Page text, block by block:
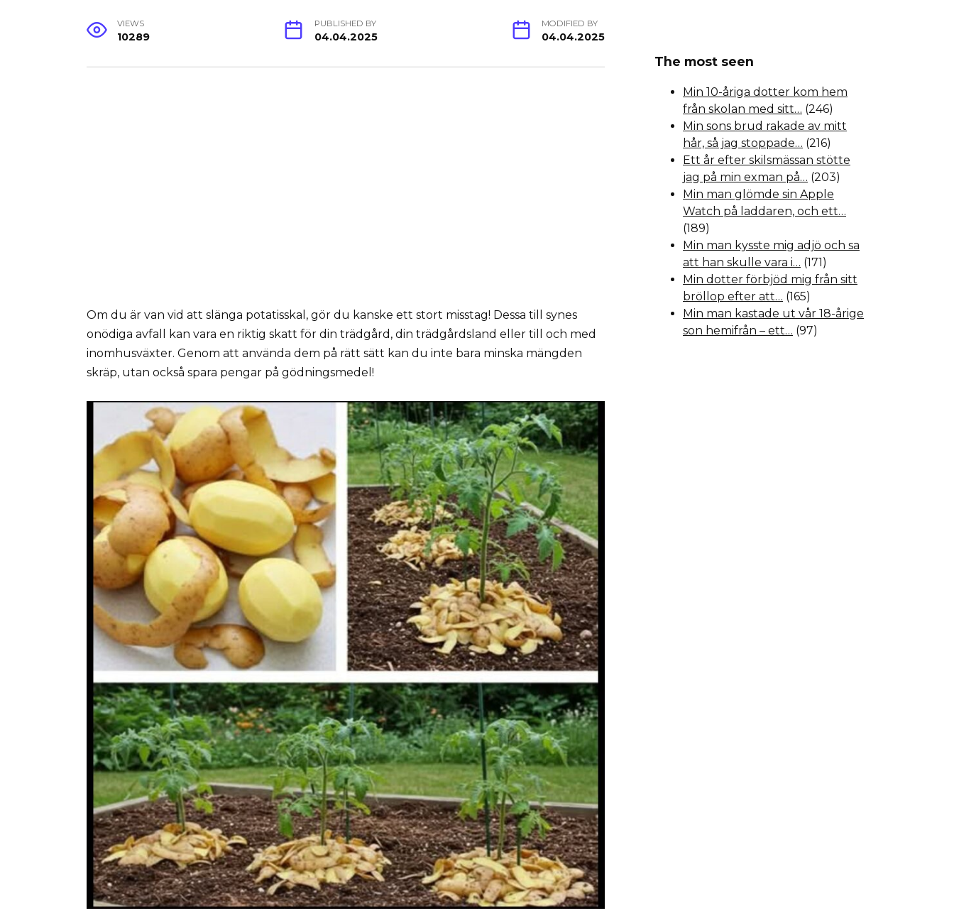
VIEWS
10289
PUBLISHED BY
04.04.2025
MODIFIED BY
04.04.2025
Om du är van vid att slänga potatisskal, gör du kanske ett stort misstag! Dessa till synes
onödiga avfall kan vara en riktig skatt för din trädgård, din trädgårdsland eller till och med
inomhusväxter. Genom att använda dem på rätt sätt kan du inte bara minska mängden
skräp, utan också spara pengar på gödningsmedel!
The most seen
Min 10-åriga dotter kom hem
från skolan med sitt… (246)
Min sons brud rakade av mitt
hår, så jag stoppade… (216)
Ett år efter skilsmässan stötte
jag på min exman på… (203)
Min man glömde sin Apple
Watch på laddaren, och ett…
(189)
Min man kysste mig adjö och sa
att han skulle vara i… (171)
Min dotter förbjöd mig från sitt
bröllop efter att… (165)
Min man kastade ut vår 18-årige
son hemifrån – ett… (97)